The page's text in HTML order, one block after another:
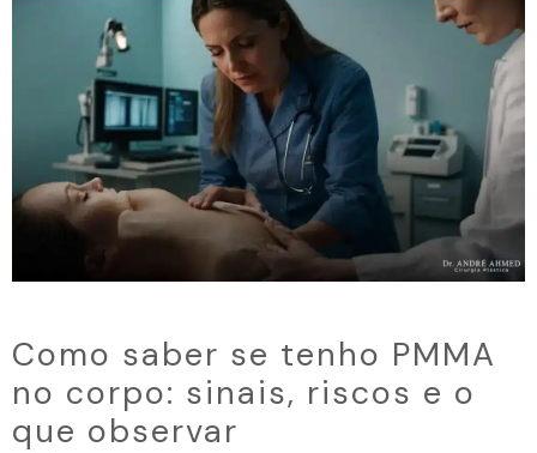
Como saber se tenho PMMA
no corpo: sinais, riscos e o
que observar